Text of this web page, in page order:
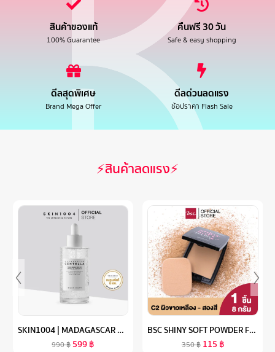
สินค้าของแท้
100% Guarantee
คืนฟรี 30 วัน
Safe & easy shopping
ดีลสุดพิเศษ
Brand Mega Offer
ดีลด่วนลดแรง
ช้อปราคา Flash Sale
⚡สินค้าลดแรง⚡
SKIN1004 | MADAGASCAR CENTELLA TONE BRIGHTENING CAPSULE AMPOULE 100 ML
990฿ 599฿
BSC SHINY SOFT POWDER FOUNDATION SPF 30 PA+++ บีเอสซีไชน์นี่ซอฟท์พาวเดอร์ฟาวฯ(P)#C2 แป้งตัวใหม่ล่าสุดจาก BSC ด้วยเนื้อแป้งที่มีความละเอียดสูงทำให้ได้สัมผัสเนียนนุ่มแนบสนิทไปกับผิวหน้าอย่างเป็นธรรมชาติ
350฿ 115 ฿